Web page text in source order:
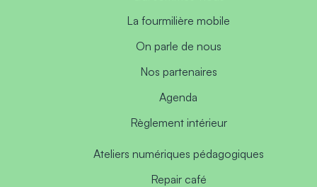
La fourmilière mobile
On parle de nous
Nos partenaires
Agenda
Règlement intérieur
Ateliers numériques pédagogiques
Repair café